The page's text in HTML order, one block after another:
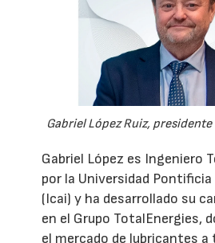
Gabriel López Ruiz, presidente
Gabriel López es Ingeniero
por la Universidad Pontificia
(Icai) y ha desarrollado su
en el Grupo TotalEnergies,
el mercado de lubricantes a